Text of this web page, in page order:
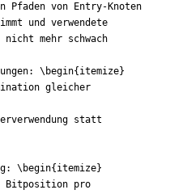
Pfaden von Entry-Knoten
und verwendete
mehr schwach
\begin{ itemize}
gleicher
statt
\begin{ itemize}
Bitposition pro